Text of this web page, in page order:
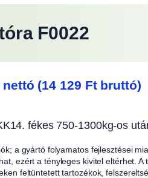
F0022
nettó (14 129 Ftbruttó)
fékes 750-1300kg-os
a gyártó folyamatos fejlesztései
ezért a tényleges kivitel eltérhet.
feltüntetett tartozékok,